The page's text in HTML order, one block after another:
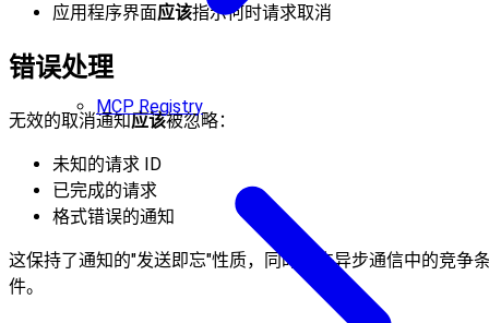
MCP Registry
应用程序界面应该指示何时请求取消
错误处理
无效的取消通知应该被忽略：
未知的请求 ID
已完成的请求
格式错误的通知
这保持了通知的"发送即忘"性质，同时允许异步通信中的竞争
件。